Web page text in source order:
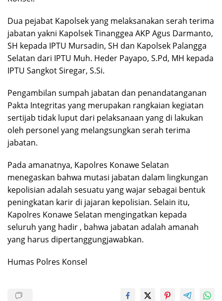
Dua pejabat Kapolsek yang melaksanakan serah terima
jabatan yakni Kapolsek Tinanggea AKP Agus Darmanto,
SH kepada IPTU Mursadin, SH dan Kapolsek Palangga
Selatan dari IPTU Muh. Heder Payapo, S.Pd, MH kepada
IPTU Sangkot Siregar, S.Si.
Pengambilan sumpah jabatan dan penandatanganan
Pakta Integritas yang merupakan rangkaian kegiatan
sertijab tidak luput dari pelaksanaan yang di lakukan
oleh personel yang melangsungkan serah terima
jabatan.
Pada amanatnya, Kapolres Konawe Selatan
menegaskan bahwa mutasi jabatan dalam lingkungan
kepolisian adalah sesuatu yang wajar sebagai bentuk
peningkatan karir di jajaran kepolisian. Selain itu,
Kapolres Konawe Selatan mengingatkan kepada
seluruh yang hadir , bahwa jabatan adalah amanah
yang harus dipertanggungjawabkan.
Humas Polres Konsel